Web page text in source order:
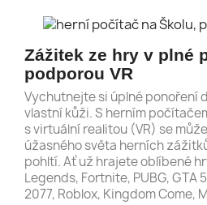
Zážitek ze hry v plné
podporou VR
Vychutnejte si úplné ponoření
vlastní kůži. S herním
s virtuální realitou (VR) se
úžasného světa herních
pohltí. Ať už hrajete oblíbené
Legends, Fortnite, PUBG, GTA
2077, Roblox, Kingdom Come,